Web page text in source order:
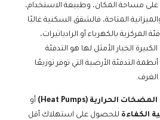
على مساحة المكان، وطبيعة الاستخدام،
المتاحة، فالشقق السكنية غالبًا
بالكهرباء أو الرادياتيرات،
الخيار الأمثل لها هو التدفئة
التدفئة الأرضية التي توفر توزيعًا
الغرف.
المضخات الحرارية (Heat Pumps)
أو
الكفاءة للحصول على استهلاك أقل